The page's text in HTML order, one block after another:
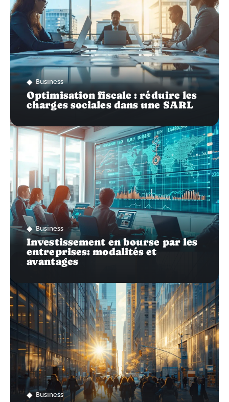
Business
Optimisation fiscale : réduire les
charges sociales dans une SARL
Business
Investissement en bourse par les
entreprises: modalités et
avantages
Business